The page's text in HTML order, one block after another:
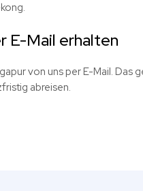
E-Mail erhalten
von uns per E-Mail. Das
abreisen.